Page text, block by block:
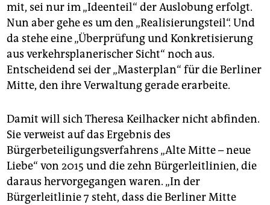
mit, sei nur im „Ideenteil“ der Auslobung erfolgt.
Nun aber gehe es um den „Realisierungsteil“. Und
da stehe eine „Überprüfung und Konkretisierung
aus verkehrsplanerischer Sicht“ noch aus.
Entscheidend sei der „Masterplan“ für die Berliner
Mitte, den ihre Verwaltung gerade erarbeite.
Damit will sich Theresa Keilhacker nicht abfinden.
Sie verweist auf das Ergebnis des
Bürgerbeteiligungsverfahrens „Alte Mitte – neue
Liebe“ von 2015 und die zehn Bürgerleitlinien, die
daraus hervorgegangen waren. „In der
Bürgerleitlinie 7 steht, dass die Berliner Mitte